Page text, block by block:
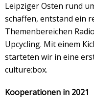
Leipziger Osten rund
schaffen, entstand ein
Themenbereichen
Upcycling. Mit einem
starteten wir in eine
culture:box.
Kooperationen in 2021